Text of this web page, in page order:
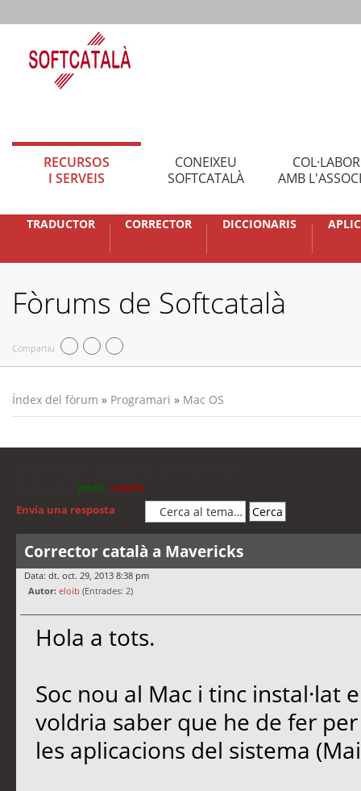
RECURSOS
I SERVEIS
CONEIXEU
SOFTCATALÀ
AMB
TRADUCTOR CORRECTOR DICCIONARIS
Fòrums de Softcatalà
Compartiu
Índex del fòrum » Programari » Mac OS
jordis cubells
Envia una resposta
Corrector català a Mavericks
Data: dt. oct. 29, 2013 8:38 pm
Autor: eloib (Entrades: 2)
Hola a tots.
Soc nou al Mac i tinc instal·lat
voldria saber que he de fer
les aplicacions del sistema